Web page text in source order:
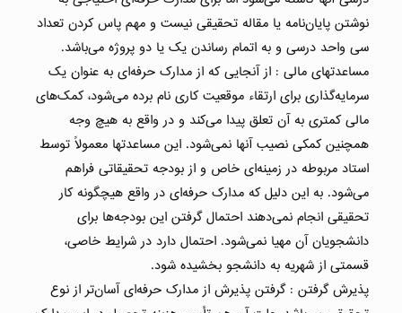
نوشتن پایان‌نامه یا مقاله تحقیقی نیست و مهم پاس کردن تعداد
سی واحد درسی و به اتمام رساندن یک یا دو پروژه می‌باشد.
مساعدتهای مالی : از آنجایی که از مدارک حرفه‌ای به عنوان یک
سرمایه‌گذاری برای ارتقاء موقعیت کاری نام برده می‌شود، کمک‌های
مالی کمتری به آن تعلق پیدا می‌کند و در واقع به هیچ وجه
همچنین کمکی نصیب آنها نمی‌شود. این مساعدتها معمولاً توسط
استاد مربوطه در زمینه‌ای خاص و از بودجه تحقیقاتی فراهم
می‌شود. به این دلیل که مدارک حرفه‌ای در واقع هیچگونه کار
تحقیقی انجام نمی‌دهند احتمال گرفتن این بودجه‌ها برای
دانشجویان آن مهیا نمی‌شود. احتمال دارد در شرایط خاصی،
قسمتی از شهریه به دانشجو بخشیده شود.
پذیرش گرفتن : گرفتن پذیرش از مدارک حرفه‌ای آسان‌تر از نوع